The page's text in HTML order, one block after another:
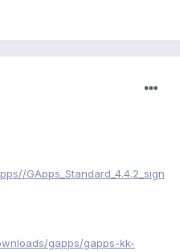
GApps_Standard_4.4.2_sign
gapps/gapps-kk-